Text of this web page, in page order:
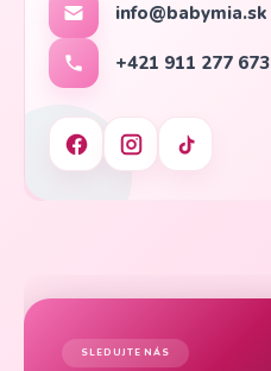
info@babymia.sk
+421 911 277 673
SLEDUJTE NÁS